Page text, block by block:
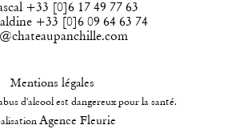
+33 [0]6 17 49 77 63
+33 [0]6 09 64 63 74
Mentions légales
d'alcool est dangereux pour la santé.
Agence Fleurie